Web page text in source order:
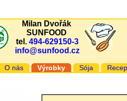
Milan Dvořák
SUNFOOD
tel. 494-629150-3
info@sunfood.cz
O nás Výrobky Sója